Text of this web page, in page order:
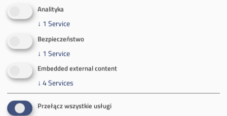
(poniedziałek-piątek 7:00-15:00)
O Firmie
Analityka
↓ 1 Service
Bezpieczeństwo
↓ 1 Service
Embedded external content
↓ 4Services
Przełącz wszystkie usługi